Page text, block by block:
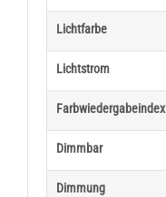
Lichtfarbe
Lichtstrom
Farbwiedergabeindex
Dimmbar
Dimmung